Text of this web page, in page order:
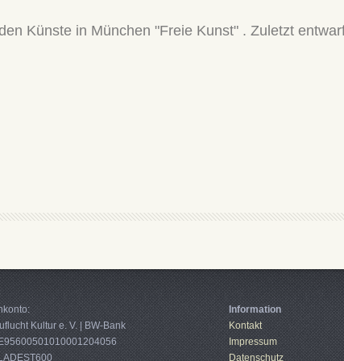
Künste in München "Freie Kunst" . Zuletzt
Kultur e. V. | BW-Bank
Information
Kontakt
Impressum
Datenschutz